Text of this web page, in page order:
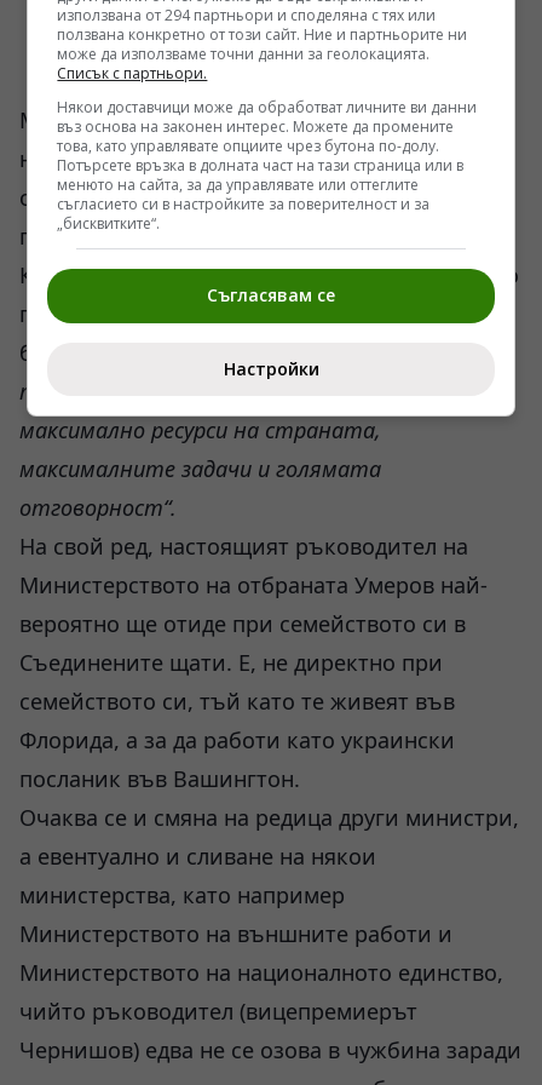
Медиите съобщават, че за да бъде назначено
ново правителство, Шмигал трябва да подаде
оставка доброволно, след което той ще бъде
понижен до поста министър на отбраната.
Както заяви Зеленски, оправдавайки подобно
понижение, неговият „колосален опит“ ще му
бъде от полза на този пост, защото
тази област в момента са концентрирани
максимално ресурси на страната,
максималните задачи и голямата
отговорност“.
На свой ред, настоящият ръководител на
Министерството на отбраната Умеров най-
вероятно ще отиде при семейството си в
Съединените щати. Е, не директно при
семейството си, тъй като те живеят във
Флорида, а за да работи като украински
посланик във Вашингтон.
Очаква се и смяна на редица други министри,
а евентуално и сливане на някои
министерства, като например
Министерството на външните работи и
Министерството на националното единство,
чийто ръководител (вицепремиерът
Чернишов) едва не се озова в чужбина заради
използвана от 294 партньори и споделяна с тях или
ползвана конкретно от този сайт. Ние и партньорите ни
може да използваме точни данни за геолокацията.
Списък с партньори.
Някои доставчици може да обработват личните ви данни
въз основа на законен интерес. Можете да промените
това, като управлявате опциите чрез бутона по-долу.
Потърсете връзка в долната част на тази страница или в
менюто на сайта, за да управлявате или оттеглите
съгласието си в настройките за поверителност и за
„бисквитките“.
Съгласявам се
Настройки